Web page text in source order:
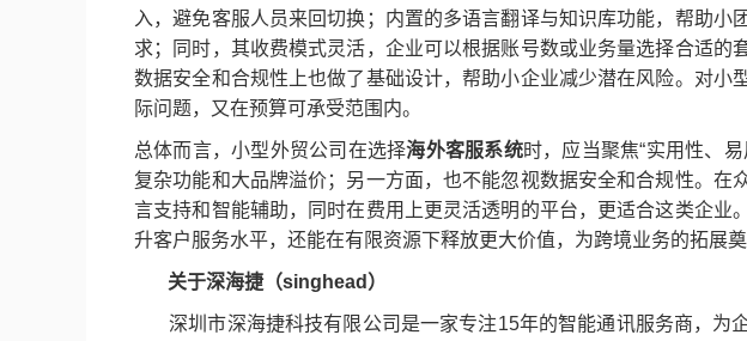
入，避免客服人员来回切换；内置的多语言翻译与知识库功能，帮助小
求；同时，其收费模式灵活，企业可以根据账号数或业务量选择合适的
数据安全和合规性上也做了基础设计，帮助小企业减少潜在风险。对小
际问题，又在预算可承受范围内。
总体而言，小型外贸公司在选择海外客服系统时，应当聚焦“实用性、
复杂功能和大品牌溢价；另一方面，也不能忽视数据安全和合规性。在
言支持和智能辅助，同时在费用上更灵活透明的平台，更适合这类企业
升客户服务水平，还能在有限资源下释放更大价值，为跨境业务的拓展奠
关于深海捷（singhead）
深圳市深海捷科技有限公司是一家专注15年的智能通讯服务商，为企